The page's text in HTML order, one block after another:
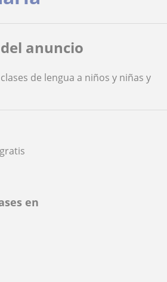
en
anuncio
de lengua a niños y niñas y